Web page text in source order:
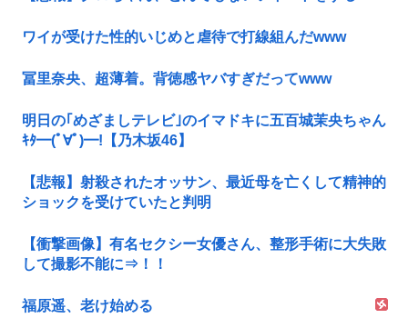
ワイが受けた性的いじめと虐待で打線組んだwww
冨里奈央、超薄着。背徳感ヤバすぎだってwww
明日の｢めざましテレビ｣のイマドキに五百城茉央ちゃん
ｷﾀ━(ﾟ∀ﾟ)━!【乃木坂46】
【悲報】射殺されたオッサン、最近母を亡くして精神的
ショックを受けていたと判明
【衝撃画像】有名セクシー女優さん、整形手術に大失敗
して撮影不能に⇒！！
福原遥、老け始める